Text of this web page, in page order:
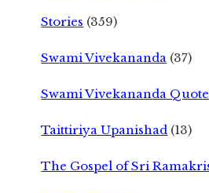
Stories (359)
Swami Vivekananda (37)
Swami Vivekananda
Taittiriya Upanishad (13)
The Gospel of Sri